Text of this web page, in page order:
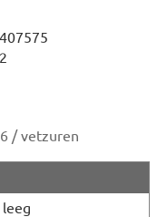
/ vetzuren